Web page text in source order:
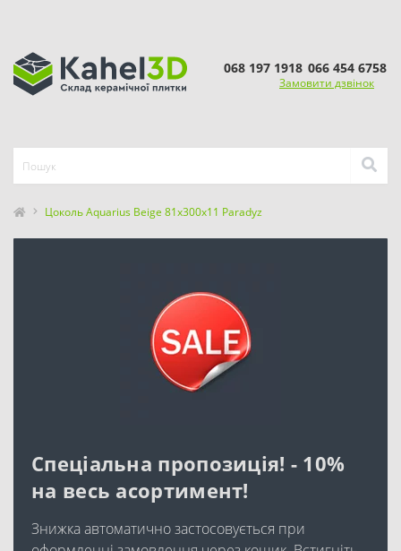
068 197 1918 066 454 6758
Замовити дзвінок
Цоколь Aquarius Beige 81x300x11 Paradyz
Спеціальна пропозиція! - 10%
на весь асортимент!
Знижка автоматично застосовується при